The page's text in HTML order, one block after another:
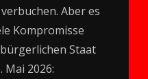
Aber es
Kompromisse
Staat
Mai 2026: